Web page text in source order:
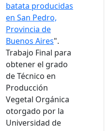
batata producidas
en San Pedro,
Provincia de
Buenos Aires".
Trabajo Final para
obtener el grado
de Técnico en
Producción
Vegetal Orgánica
otorgado por la
Universidad de